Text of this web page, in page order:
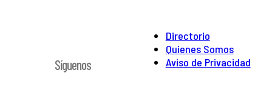
Directorio
Quienes Somos
Aviso de Privacidad
Síguenos